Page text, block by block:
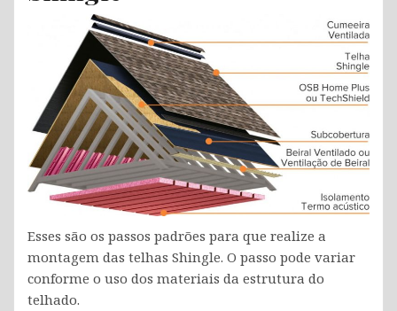
Esses são os passos padrões para que realize a
montagem das telhas Shingle. O passo pode variar
conforme o uso dos materiais da estrutura do
telhado.